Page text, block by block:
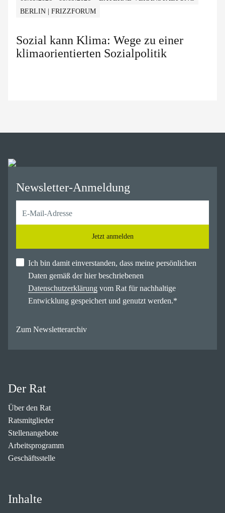
BERLIN | FRIZZFORUM
Sozial kann Klima: Wege zu einer
klimaorientierten Sozialpolitik
Newsletter-Anmeldung
Jetzt anmelden
Ich bin damit einverstanden, dass meine persönlichen
Daten gemäß der hier beschriebenen
Datenschutzerklärung vom Rat für nachhaltige
Entwicklung gespeichert und genutzt werden.*
Zum Newsletterarchiv
Der Rat
Über den Rat
Ratsmitglieder
Stellenangebote
Arbeitsprogramm
Geschäftsstelle
Inhalte